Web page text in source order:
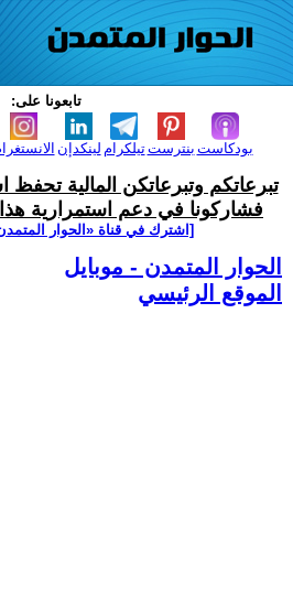
تابعونا على:
لينكدإن تيلكرامبنترست بودكاست
تبرعاتكم وتبرعاتكن المالية تحفظ
فشاركونا في دعم استمرارية هذا
[اشترك في قناة ‫«الحوار
الحوار المتمدن - موبايل
الموقع الرئيسي